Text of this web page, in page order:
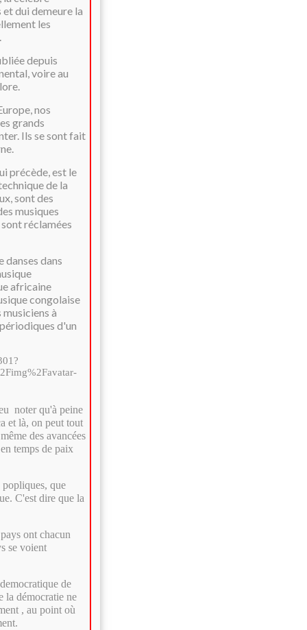
dui demeure la
les
depuis
voire au
nos
grands
Ils se sont fait
précède, est le
de la
sont des
musiques
réclamées
danses dans
africaine
congolaise
à
d'un
noter qu'à peine
et là, on peut tout
des avancées
temps de paix
que
C'est dire que la
ont chacun
se voient
de
la démocratie ne
, au point où